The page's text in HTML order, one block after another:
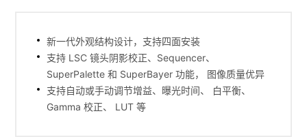
新一代外观结构设计，支持四面安装
支持 LSC 镜头阴影校正、Sequencer、
SuperPalette 和 SuperBayer 功能， 图像质量优异
支持自动或手动调节增益、曝光时间、 白平衡、
Gamma 校正、 LUT 等